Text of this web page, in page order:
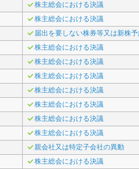
株主総会における決議
株主総会における決議
届出を要しない株券等又は新株
株主総会における決議
株主総会における決議
株主総会における決議
株主総会における決議
株主総会における決議
株主総会における決議
株主総会における決議
親会社又は特定子会社の異動
株主総会における決議